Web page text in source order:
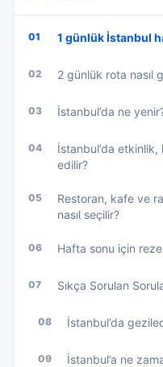
01 1 günlük İstanbul
02 2 günlük rota nasıl
03 İstanbul’da ne
04
İstanbul’da
edilir?
05
Restoran, kafe ve
nasıl seçilir?
06 Hafta sonu için
07 Sıkça Sorulan
08 İstanbul’da
09 İstanbul’a ne